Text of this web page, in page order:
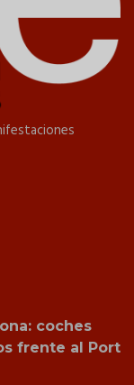
coches
frente al Port